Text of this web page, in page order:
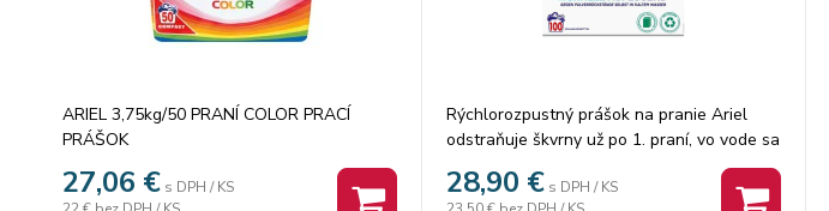
ARIEL 3,75kg/50 PRANÍ COLOR PRACÍ
PRÁŠOK
27,06 € s DPH / KS
Rýchlorozpustný prášok na pranie Ariel
odstraňuje škvrny už po 1. praní, vo vode sa
rýchlo rozpúšťa, nezanecháva zvyšky ani v
studenej vode, aktivuje sa okamžite. Preniká
28,90 € s DPH / KS